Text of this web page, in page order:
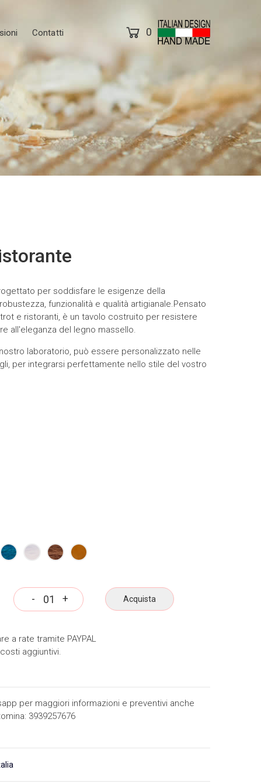
Contatti 0
per soddisfare le esigenze della
funzionalità e qualità artigianale.Pensato
e ristoranti, è un tavolo costruito per resistere
all'eleganza del legno massello.
laboratorio, può essere personalizzato nelle
per integrarsi perfettamente nello stile del vostro
- + Acquista
a rate tramite PAYPAL
aggiuntivi.
per maggiori informazioni e preventivi anche
3939257676